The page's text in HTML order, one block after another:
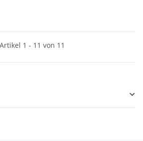
Artikel 1 - 11 von 11